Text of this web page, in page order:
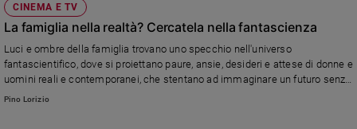
CINEMA E TV
La famiglia nella realtà? Cercatela nella fantascienza
Luci e ombre della famiglia trovano uno specchio nell'universo
fantascientifico, dove si proiettano paure, ansie, desideri e attese di donne e
uomini reali e contemporanei, che stentano ad immaginare un futuro senza
famiglia e a ricondurre a questa fondamentale esperienza i loro sogni
Pino Lorizio